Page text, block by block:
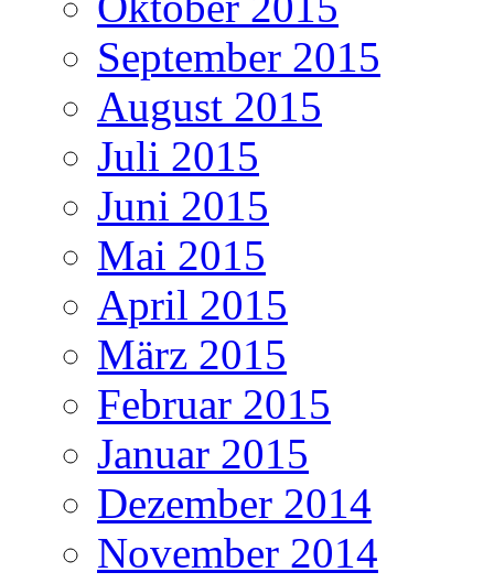
September 2015
August 2015
Juli 2015
Juni 2015
Mai 2015
April 2015
März 2015
Februar 2015
Januar 2015
Dezember 2014
November 2014